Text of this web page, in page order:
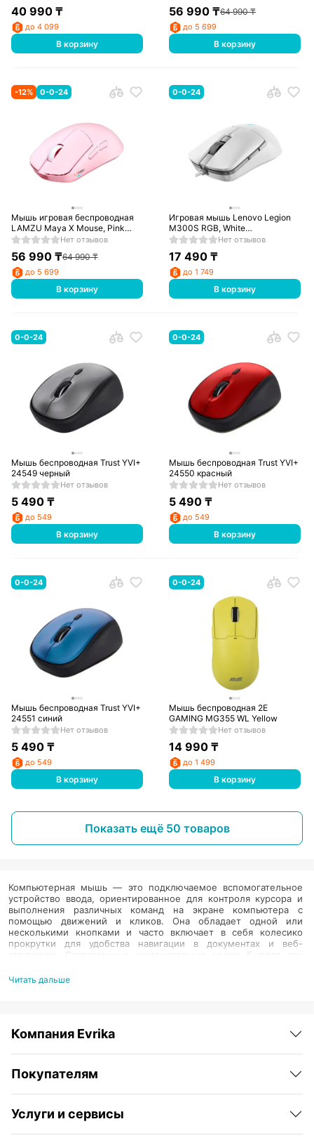
40 990₸
до 4 099
В корзину
56 990 ₸64 990₸
до 5 699
В корзину
-12% 0-0-24
Мышь игровая беспроводная
LAMZU Maya X Mouse, Pink
PAW3950, 8000 Hz, 47g, 30000
Нет отзывов
56 990₸64 990₸
до 5 699
В корзину
0-0-24
Игровая мышь Lenovo Legion
M300S RGB, White
(GY51H47351)Нет отзывов
17 490 ₸
до 1 749
В корзину
0-0-24
Мышь беспроводная Trust YVI+
24549 черный
Нет отзывов
5 490₸
до 549
В корзину
0-0-24
Мышь беспроводная Trust YVI+
24550 красный
Нет отзывов
5 490 ₸
до 549
В корзину
0-0-24
Мышь беспроводная Trust YVI+
24551 синий
Нет отзывов
5 490₸
до 549
В корзину
0-0-24
Мышь беспроводная 2E
GAMING MG355 WL Yellow
Нет отзывов
14 990 ₸
до 1 499
В корзину
Показать ещё 50 товаров
Компьютерная мышь — это подключаемое вспомогательное
устройство ввода, ориентированное для контроля курсора и
выполнения различных команд на экране компьютера с
помощью движений и кликов. Она обладает одной или
несколькими кнопками и часто включает в себя колесико
прокрутки для удобства навигации в документах и веб-
страницах. Современные компьютерные мыши бывают как
дополнительное удобство и мобильность пользователям.
высокопроизводительных игровых мышей с расширенными
Компании, такие как SteelSeries и HyperX, акцентируют
внимание на создании мышей с высокой точностью
отслеживания и быстродействием, что критически важно для
повседневного использования.
Компьютерная мышь не только упрощает взаимодействие с
Читать дальше
Компания Evrika
Покупателям
Услуги и сервисы